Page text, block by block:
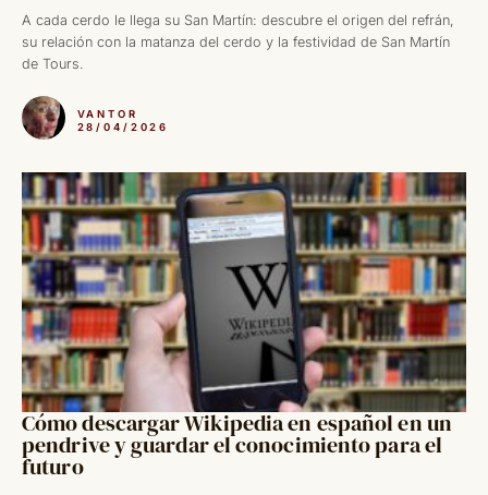
A cada cerdo le llega su San Martín: descubre el origen del refrán,
su relación con la matanza del cerdo y la festividad de San Martín
de Tours.
VANTOR
28/04/2026
Cómo descargar Wikipedia en español en un
pendrive y guardar el conocimiento para el
futuro